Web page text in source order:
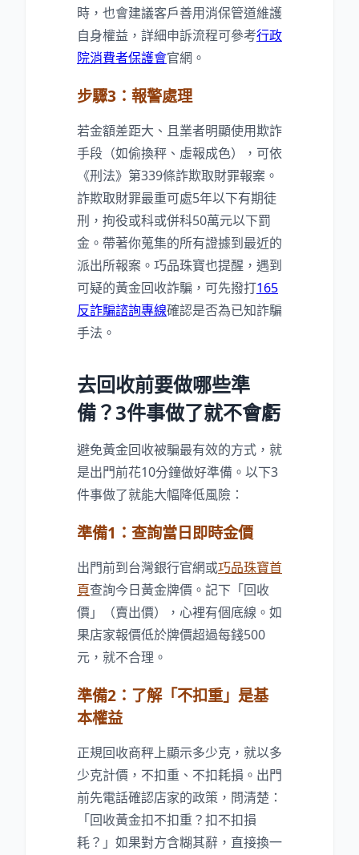
時，也會建議客戶善用消保管道維護
自身權益，詳細申訴流程可參考行政
院消費者保護會官網。
步驟3：報警處理
若金額差距大、且業者明顯使用欺詐
手段（如偷換秤、虛報成色），可依
《刑法》第339條詐欺取財罪報案。
詐欺取財罪最重可處5年以下有期徒
刑，拘役或科或併科50萬元以下罰
金。帶著你蒐集的所有證據到最近的
派出所報案。巧品珠寶也提醒，遇到
可疑的黃金回收詐騙，可先撥打165
反詐騙諮詢專線確認是否為已知詐騙
手法。
去回收前要做哪些準
備？3件事做了就不會虧
避免黃金回收被騙最有效的方式，就
是出門前花10分鐘做好準備。以下3
件事做了就能大幅降低風險：
準備1：查詢當日即時金價
出門前到台灣銀行官網或巧品珠寶首
頁查詢今日黃金牌價。記下「回收
價」（賣出價），心裡有個底線。如
果店家報價低於牌價超過每錢500
元，就不合理。
準備2：了解「不扣重」是基
本權益
正規回收商秤上顯示多少克，就以多
少克計價，不扣重、不扣耗損。出門
前先電話確認店家的政策，問清楚：
「回收黃金扣不扣重？扣不扣損
耗？」如果對方含糊其辭，直接換一